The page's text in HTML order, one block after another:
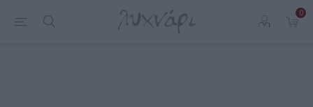
0